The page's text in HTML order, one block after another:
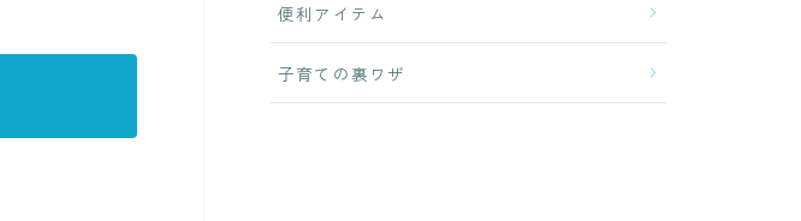
便利アイテム
子育ての裏ワザ